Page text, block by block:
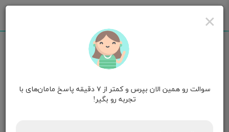
مامان ریحانه ۱۰ ماهگی
×
سوالت رو همین الان بپرس و کمتر از ۷ دقیقه پاسخ مامان‌های با
تجربه رو بگیر!